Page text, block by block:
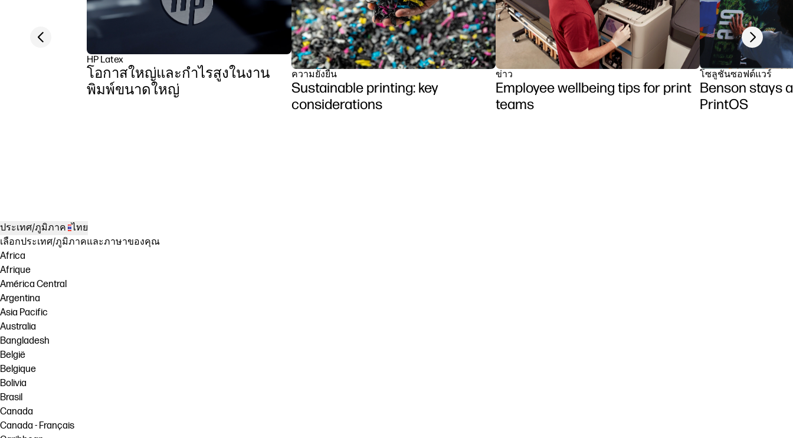
HP Latex
โอกาสใหญ่และกำไรสูงในงาน
พิมพ์ขนาดใหญ่
ความยั่งยืน
Sustainable printing: key
considerations
ข่าว
Employee wellbeing tips for print
teams
โซลูชันซอฟต์แวร์
Benson stays
PrintOS
Previous slide Next slide
ประเทศ/ภูมิภาค ไทย
เลือกประเทศ/ภูมิภาคและภาษาของคุณ
Africa
Afrique
América Central
Argentina
Asia Pacific
Australia
Bangladesh
België
Belgique
Bolivia
Brasil
Canada
Canada - Français